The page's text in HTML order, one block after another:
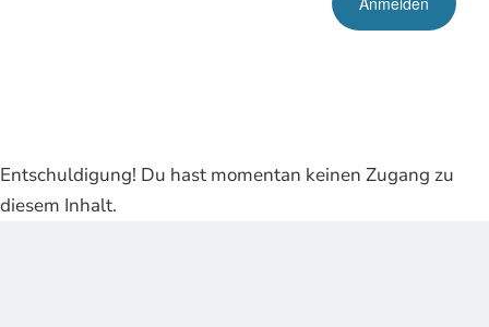
Entschuldigung! Du hast momentan keinen Zugang zu
diesem Inhalt.